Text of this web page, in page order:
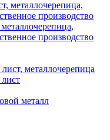
производство
металлочерепица
металл